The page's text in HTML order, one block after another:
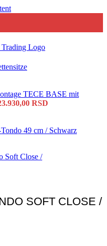
TECE BASE mit
RSD
49 cm / Schwarz
SOFT CLOSE /